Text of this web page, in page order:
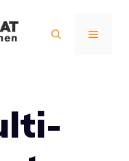
MENÜ